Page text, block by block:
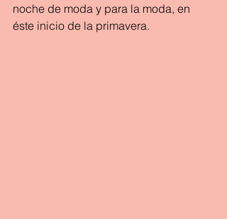
noche de moda y para la moda, en
éste inicio de la primavera.